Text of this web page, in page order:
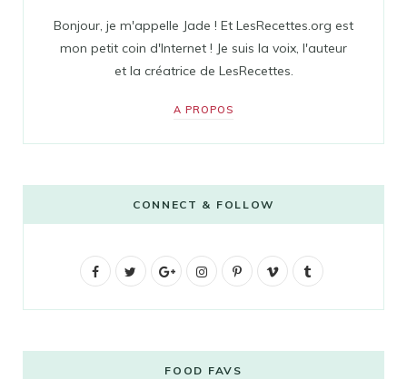
Bonjour, je m'appelle Jade ! Et LesRecettes.org est
mon petit coin d'Internet ! Je suis la voix, l'auteur
et la créatrice de LesRecettes.
A PROPOS
CONNECT & FOLLOW
F
G
g
I
t
P
V
FOOD FAVS